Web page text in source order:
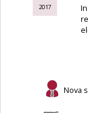
2017
Nova